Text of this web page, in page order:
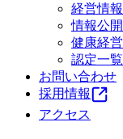
経営情報
情報公開
健康経営
認定一覧
お問い合わせ
採用情報
アクセス